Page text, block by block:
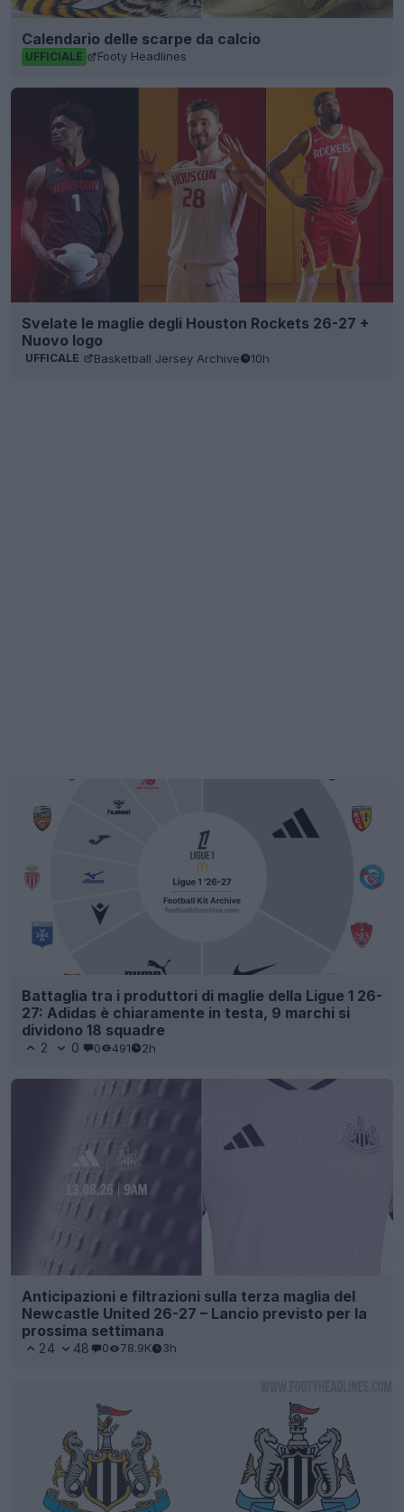
Calendario delle scarpe da calcio
UFFICIALE Footy Headlines
Svelate le maglie degli Houston Rockets 26-27 +
Nuovo logo
UFFICALE Basketball Jersey Archive 10h
Battaglia tra i produttori di maglie della Ligue 1 26-
27: Adidas è chiaramente in testa, 9 marchi si
dividono 18 squadre
2 0 0 491 2h
Anticipazioni e filtrazioni sulla terza maglia del
Newcastle United 26-27 – Lancio previsto per la
prossima settimana
24 48 0 78.9K 3h